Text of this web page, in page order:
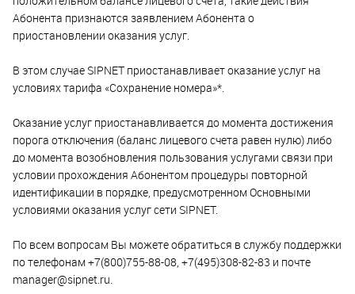
Абонента признаются заявлением Абонента о
приостановлении оказания услуг.
В этом случае SIPNET приостанавливает оказание услуг на
условиях тарифа «Сохранение номера»*.
Оказание услуг приостанавливается до момента достижения
порога отключения (баланс лицевого счета равен нулю) либо
до момента возобновления пользования услугами связи при
условии прохождения Абонентом процедуры повторной
идентификации в порядке, предусмотренном Основными
условиями оказания услуг сети SIPNET.
По всем вопросам Вы можете обратиться в службу поддержки
по телефонам +7(800)755-88-08, +7(495)308-82-83 и почте
manager@sipnet.ru.